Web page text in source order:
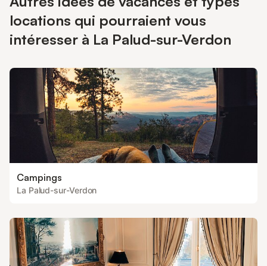
locations qui pourraient vous
intéresser à La Palud-sur-Verdon
Campings
La Palud-sur-Verdon